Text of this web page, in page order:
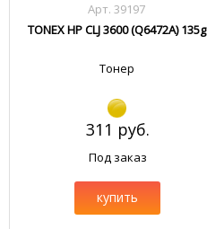
Арт. 39197
TONEX HP CLJ 3600 (Q6472A) 135g
Тонер
311 руб.
Под заказ
купить